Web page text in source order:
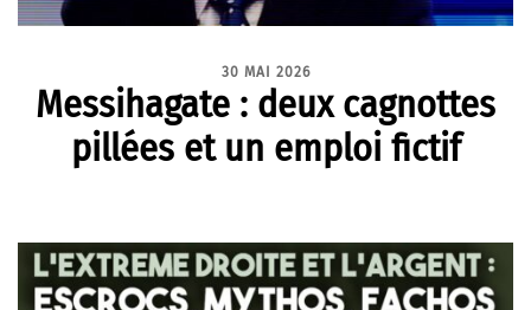
30 MAI 2026
Messihagate : deux cagnottes
pillées et un emploi fictif